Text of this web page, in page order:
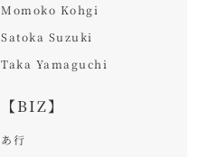
Momoko Kohgi
Satoka Suzuki
Taka Yamaguchi
【BIZ】
あ行